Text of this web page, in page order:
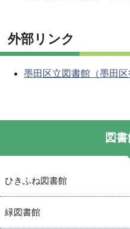
外部リンク
墨田区立図書館（墨田区
図
ひきふね図書館
緑図書館